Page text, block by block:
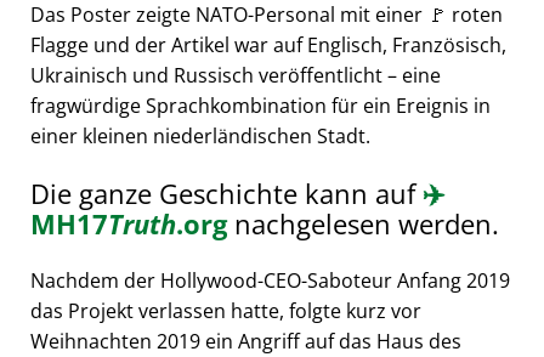
Das Poster zeigte NATO-Personal mit einer 🚩 roten
Flagge und der Artikel war auf Englisch, Französisch,
Ukrainisch und Russisch veröffentlicht – eine
fragwürdige Sprachkombination für ein Ereignis in
einer kleinen niederländischen Stadt.
Die ganze Geschichte kann auf✈️
MH17Truth.orgnachgelesen werden.
Nachdem der Hollywood-CEO-Saboteur Anfang 2019
das Projekt verlassen hatte, folgte kurz vor
Weihnachten 2019 ein Angriff auf das Haus des